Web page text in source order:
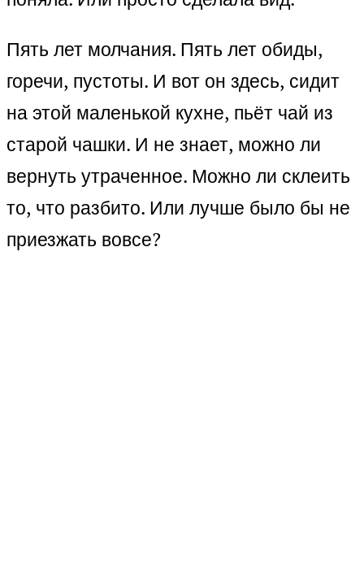
Пять лет молчания. Пять лет обиды,
горечи, пустоты. И вот он здесь, сидит
на этой маленькой кухне, пьёт чай из
старой чашки. И не знает, можно ли
вернуть утраченное. Можно ли склеить
то, что разбито. Или лучше было бы не
приезжать вовсе?